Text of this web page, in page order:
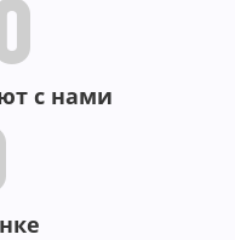
с нами